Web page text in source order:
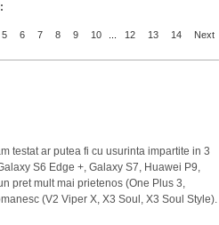
5 6 7 8 9 10 12 13 14 Next
testat ar putea fi cu usurinta impartite in 3
S6 Edge +, Galaxy S7, Huawei P9,
pret mult mai prietenos (One Plus 3,
(V2 Viper X, X3 Soul, X3 Soul Style).